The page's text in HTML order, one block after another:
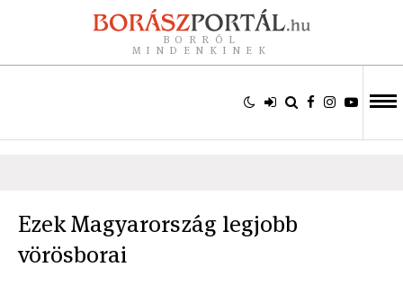
BORRÓL
MINDENKINEK
Ezek Magyarország legjobb
vörösborai